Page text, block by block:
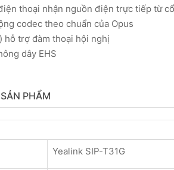
thoại nhận nguồn điện trực tiếp từ
codec theo chuẩn của Opus
hỗ trợ đàm thoại hội nghị
dây EHS
PHẨM
Yealink SIP-T31G